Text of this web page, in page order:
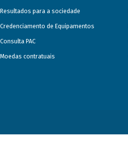
Resultados para a sociedade
Credenciamento de Equipamentos
Consulta PAC
Moedas contratuais